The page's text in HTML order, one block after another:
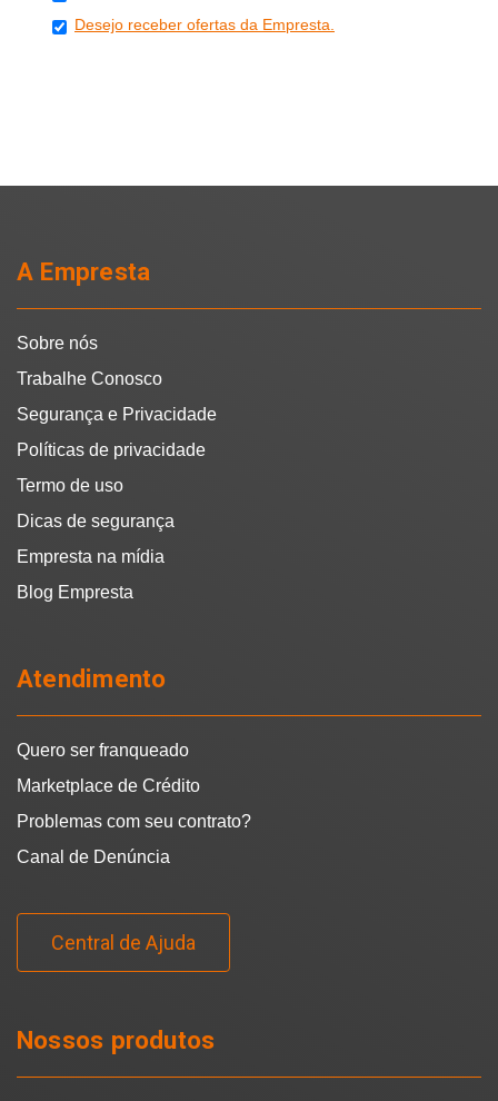
Desejo receber ofertas da Empresta.
A Empresta
Sobre nós
Trabalhe Conosco
Segurança e Privacidade
Políticas de privacidade
Termo de uso
Dicas de segurança
Empresta na mídia
Blog Empresta
Atendimento
Quero ser franqueado
Marketplace de Crédito
Problemas com seu contrato?
Canal de Denúncia
Central de Ajuda
Nossos produtos